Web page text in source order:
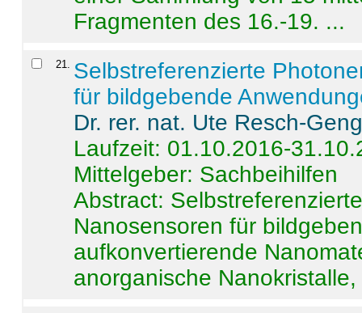
Fragmenten des 16.-19. ...
21
Selbstreferenzierte
für bildgebende
Dr. rer. nat. Ute Resch-
Laufzeit: 01.10.2016-
Mittelgeber: Sachbeihilfen
Abstract:
Nanosensoren für
aufkonvertierende
anorganische